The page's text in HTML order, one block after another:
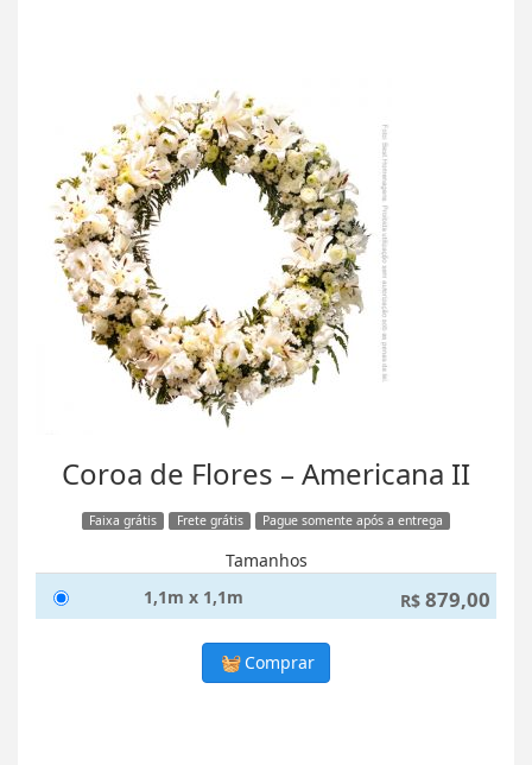
Coroa de Flores – Americana II
Faixa grátis Frete grátis Pague somente após a entrega
Tamanhos
1,1m x 1,1m
R$ 879,00
Comprar